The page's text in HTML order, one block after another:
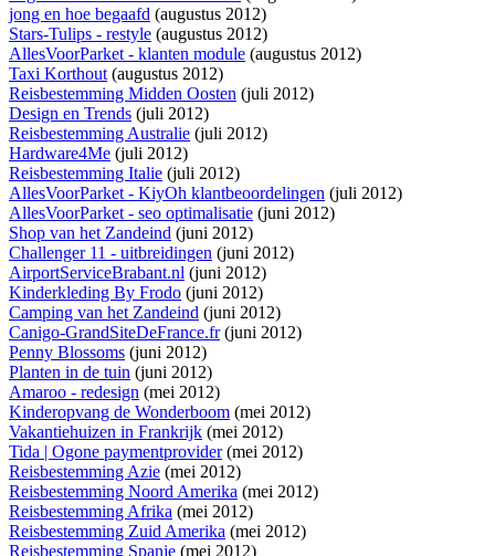
jong en hoe begaafd (augustus 2012)
Stars-Tulips - restyle (augustus 2012)
AllesVoorParket - klanten module (augustus 2012)
Taxi Korthout(augustus 2012)
Reisbestemming Midden Oosten (juli 2012)
Design en Trends (juli 2012)
Reisbestemming Australie (juli 2012)
Hardware4Me (juli 2012)
Reisbestemming Italie (juli 2012)
AllesVoorParket - KiyOh klantbeoordelingen (juli 2012)
AllesVoorParket - seo optimalisatie (juni 2012)
Shop van het Zandeind (juni 2012)
Challenger 11 - uitbreidingen (juni 2012)
AirportServiceBrabant.nl (juni 2012)
Kinderkleding By Frodo (juni 2012)
Camping van het Zandeind (juni 2012)
Canigo-GrandSiteDeFrance.fr(juni 2012)
Penny Blossoms (juni 2012)
Planten in de tuin (juni 2012)
Amaroo - redesign (mei 2012)
Kinderopvang de Wonderboom (mei 2012)
Vakantiehuizen in Frankrijk (mei 2012)
Tida | Ogone paymentprovider(mei 2012)
Reisbestemming Azie (mei 2012)
Reisbestemming Noord Amerika (mei 2012)
Reisbestemming Afrika (mei 2012)
Reisbestemming Zuid Amerika (mei 2012)
Reisbestemming Spanje (mei 2012)